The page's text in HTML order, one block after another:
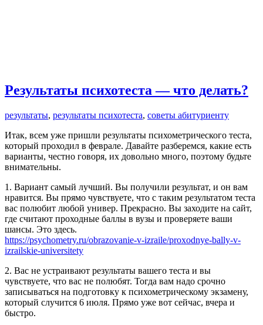
Результаты психотеста — что делать?
результаты, результаты психотеста, советы абитуриенту
Итак, всем уже пришли результаты психометрического теста,
который проходил в феврале. Давайте разберемся, какие есть
варианты, честно говоря, их довольно много, поэтому будьте
внимательны.
1. Вариант самый лучший. Вы получили результат, и он вам
нравится. Вы прямо чувствуете, что с таким результатом теста
вас полюбит любой универ. Прекрасно. Вы заходите на сайт,
где считают проходные баллы в вузы и проверяете ваши
шансы. Это здесь.
https://psychometry.ru/obrazovanie-v-izraile/proxodnye-bally-v-
izrailskie-universitety
2. Вас не устраивают результаты вашего теста и вы
чувствуете, что вас не полюбят. Тогда вам надо срочно
записываться на подготовку к психометрическому экзамену,
который случится 6 июля. Прямо уже вот сейчас, вчера и
быстро.